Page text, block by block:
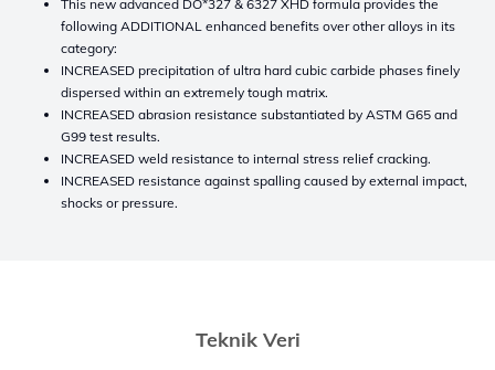
This new advanced DO*327 & 6327 XHD formula provides the
following ADDITIONAL enhanced benefits over other alloys in its
category:
INCREASED precipitation of ultra hard cubic carbide phases finely
dispersed within an extremely tough matrix.
INCREASED abrasion resistance substantiated by ASTM G65 and
G99 test results.
INCREASED weld resistance to internal stress relief cracking.
INCREASED resistance against spalling caused by external impact,
shocks or pressure.
Teknik Veri